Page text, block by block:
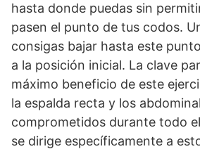
hasta donde puedas sin
pasen el punto de tus codos.
consigas bajar hasta este
a la posición inicial. La clave
máximo beneficio de este
la espalda recta y los
comprometidos durante todo
se dirige específicamente a